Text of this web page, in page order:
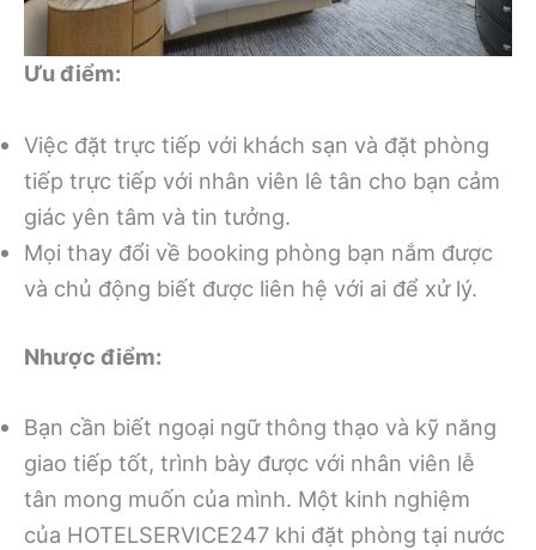
Ưu điểm:
Việc đặt trực tiếp với khách sạn và đặt phòng
tiếp trực tiếp với nhân viên lê tân cho bạn cảm
giác yên tâm và tin tưởng.
Mọi thay đổi về booking phòng bạn nắm được
và chủ động biết được liên hệ với ai để xử lý.
Nhược điểm:
Bạn cần biết ngoại ngữ thông thạo và kỹ năng
giao tiếp tốt, trình bày được với nhân viên lễ
tân mong muốn của mình. Một kinh nghiệm
của HOTELSERVICE247 khi đặt phòng tại nước